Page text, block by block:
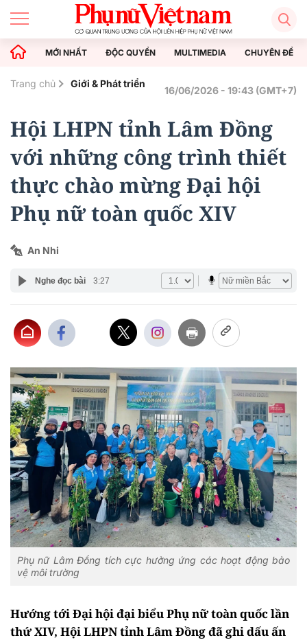
MỚI NHẤT ĐỘC QUYỀN MULTIMEDIA CHUYÊN ĐỀ
Trang chủ Giới & Phát triển
16/06/2026 - 19:43 (GMT+7)
Hội LHPN tỉnh Lâm Đồng
với những công trình thiết
thực chào mừng Đại hội
Phụ nữ toàn quốc XIV
An Nhi
Nghe đọc bài 3:27
Phụ nữ Lâm Đồng tích cực hưởng ứng các hoạt động bảo
vệ môi trường
Hướng tới Đại hội đại biểu Phụ nữ toàn quốc lần
thứ XIV, Hội LHPN tỉnh Lâm Đồng đã ghi dấu ấn